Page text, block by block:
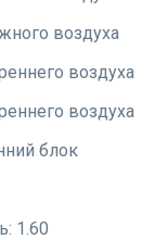
воздуха
воздуха
воздуха
блок
1.60